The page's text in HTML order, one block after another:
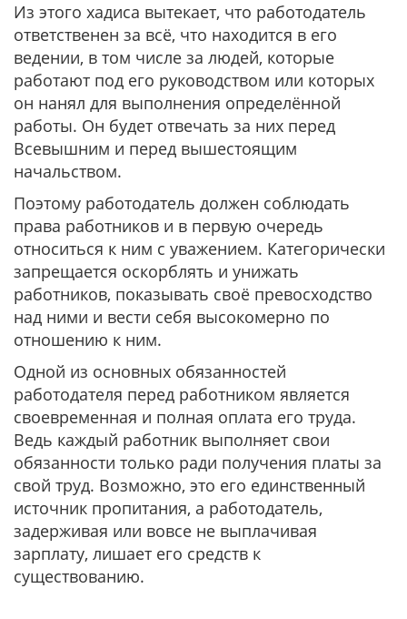
Из этого хадиса вытекает, что работодатель
ответственен за всё, что находится в его
ведении, в том числе за людей, которые
работают под его руководством или которых
он нанял для выполнения определённой
работы. Он будет отвечать за них перед
Всевышним и перед вышестоящим
начальством.
Поэтому работодатель должен соблюдать
права работников и в первую очередь
относиться к ним с уважением. Категорически
запрещается оскорблять и унижать
работников, показывать своё превосходство
над ними и вести себя высокомерно по
отношению к ним.
Одной из основных обязанностей
работодателя перед работником является
своевременная и полная оплата его труда.
Ведь каждый работник выполняет свои
обязанности только ради получения платы за
свой труд. Возможно, это его единственный
источник пропитания, а работодатель,
задерживая или вовсе не выплачивая
зарплату, лишает его средств к
существованию.